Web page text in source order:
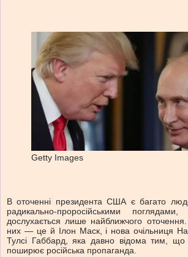
Getty Images
В оточенні президента США є багато
радикально-проросійськими
дослухається лише найближчого
них — це й Ілон Маск, і нова очільниця
Тулсі Габбард, яка давно відома тим, що
поширює російська пропаганда.